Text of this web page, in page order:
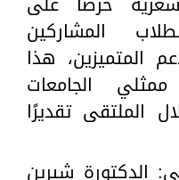
المشاركين
المتميزين، هذا
الجامعات
الملتقى تقديرًا
الدكتورة شيرين